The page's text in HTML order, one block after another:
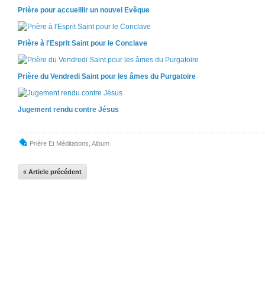
Prière pour accueillir un nouvel Evêque
Prière à l'Esprit Saint pour le Conclave
Prière du Vendredi Saint pour les âmes du Purgatoire
Jugement rendu contre Jésus
Prière Et Méditations Album
« Article précédent